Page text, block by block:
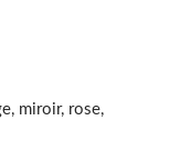
miroir, rose,